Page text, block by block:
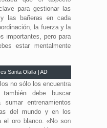
para gestionar las
las bañeras en cada
la fuerza y la
importantes, pero para
estar mentalmente
Santa Olalla | AD
no sólo los encuentra
debe buscar
entrenamientos
del mundo y en los
el oro blanco. «No son